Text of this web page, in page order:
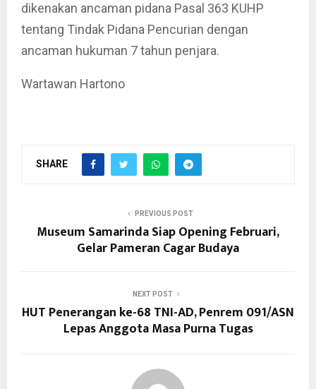
dikenakan ancaman pidana Pasal 363 KUHP
tentang Tindak Pidana Pencurian dengan
ancaman hukuman 7 tahun penjara.
Wartawan Hartono
SHARE
PREVIOUS POST
Museum Samarinda Siap Opening Februari,
Gelar Pameran Cagar Budaya
NEXT POST
HUT Penerangan ke-68 TNI-AD, Penrem 091/ASN
Lepas Anggota Masa Purna Tugas